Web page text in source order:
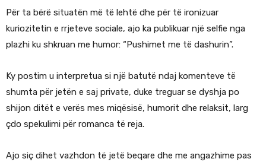
Për ta bërë situatën më të lehtë dhe për të ironizuar
kuriozitetin e rrjeteve sociale, ajo ka publikuar një selfie nga
plazhi ku shkruan me humor: “Pushimet me të dashurin”.
Ky postim u interpretua si një batutë ndaj komenteve të
shumta për jetën e saj private, duke treguar se dyshja po
shijon ditët e verës mes miqësisë, humorit dhe relaksit, larg
çdo spekulimi për romanca të reja.
Ajo siç dihet vazhdon të jetë beqare dhe me angazhime pas